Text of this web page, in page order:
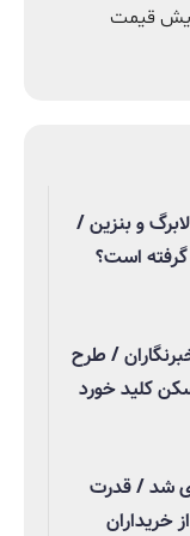
قیمت
و بنزین /
است؟
/ طرح
کلید خورد
شد / قدرت
خریداران